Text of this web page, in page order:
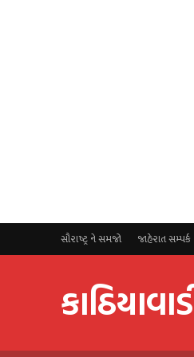
સૌરાષ્ટ્ર ને સમજો જાહેરાત સમ્પર્ક